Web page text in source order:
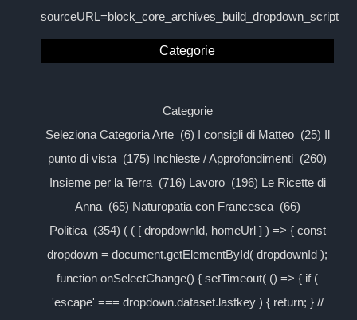
sourceURL=block_core_archives_build_dropdown_script
Categorie
Categorie
Seleziona Categoria Arte (6) I consigli di Matteo (25) Il
punto di vista (175) Inchieste / Approfondimenti (260)
Insieme per la Terra (716) Lavoro (196) Le Ricette di
Anna (65) Naturopatia con Francesca (66)
Politica (354) ( ( [ dropdownId, homeUrl ] ) => { const
dropdown = document.getElementById( dropdownId );
function onSelectChange() { setTimeout( () => { if (
'escape' === dropdown.dataset.lastkey ) { return; } //